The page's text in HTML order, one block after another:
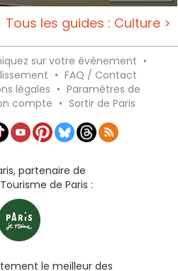
Tous les guides : Culture >
sur votre événement •
• FAQ / Contact
légales • Paramètres de
compte • Sortir de Paris
partenaire de
de Paris :
le meilleur des